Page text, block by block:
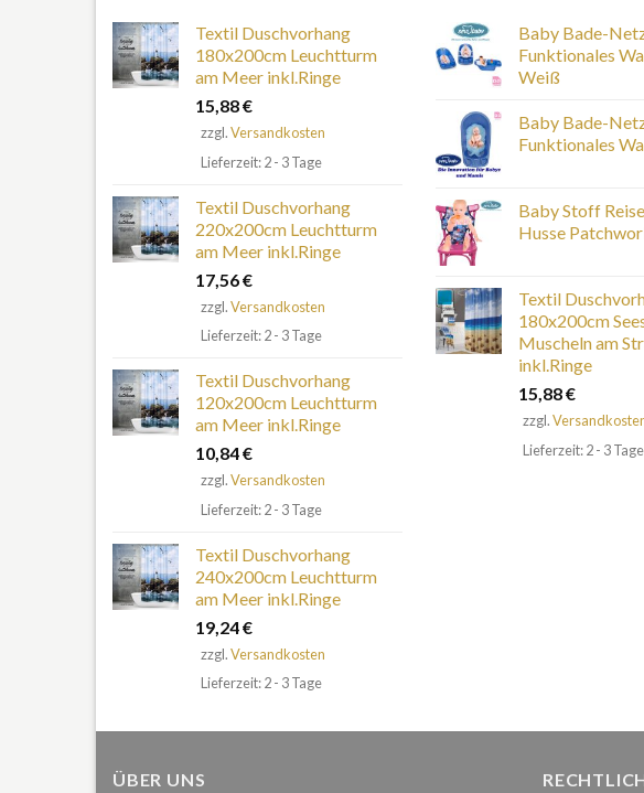
Textil Duschvorhang
180x200cm Leuchtturm
am Meer inkl.Ringe
15,88€
zzgl.Versandkosten
Lieferzeit: 2 - 3 Tage
Textil Duschvorhang
220x200cm Leuchtturm
am Meer inkl.Ringe
17,56€
zzgl.Versandkosten
Lieferzeit: 2 - 3 Tage
Textil Duschvorhang
120x200cm Leuchtturm
am Meer inkl.Ringe
10,84€
zzgl.Versandkosten
Lieferzeit: 2 - 3 Tage
Textil Duschvorhang
240x200cm Leuchtturm
am Meer inkl.Ringe
19,24€
zzgl.Versandkosten
Lieferzeit: 2 - 3 Tage
Baby Bade-
Funktionales
Weiß
Baby Bade-
Funktionales
Baby Stoff
Husse
Textil
180x200cm
Muscheln am
inkl.Ringe
15,88€
zzgl.
Lieferzeit: 2 - 3 Tage
ÜBER UNS